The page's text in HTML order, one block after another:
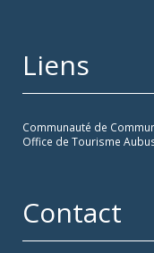
Liens
Communauté de
Office de Tourisme
Contact